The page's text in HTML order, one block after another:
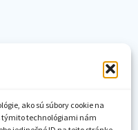
ako sú súbory cookie na
týmito technológiami nám